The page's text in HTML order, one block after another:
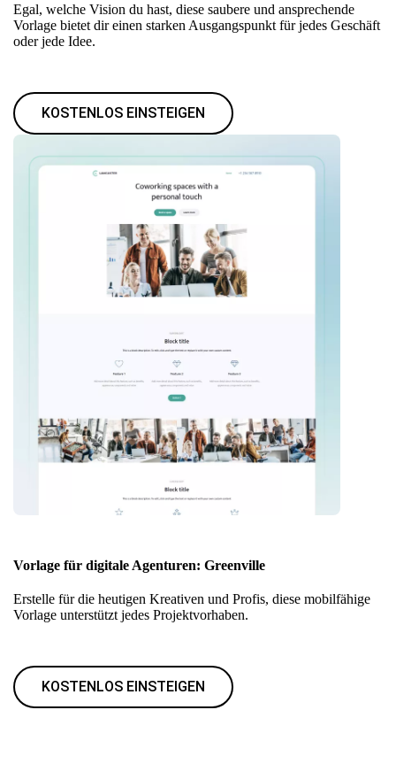
Egal, welche Vision du hast, diese saubere und ansprechende
Vorlage bietet dir einen starken Ausgangspunkt für jedes Geschäft
oder jede Idee.
KOSTENLOS EINSTEIGEN
Vorlage für digitale Agenturen: Greenville
Erstelle für die heutigen Kreativen und Profis, diese mobilfähige
Vorlage unterstützt jedes Projektvorhaben.
KOSTENLOS EINSTEIGEN